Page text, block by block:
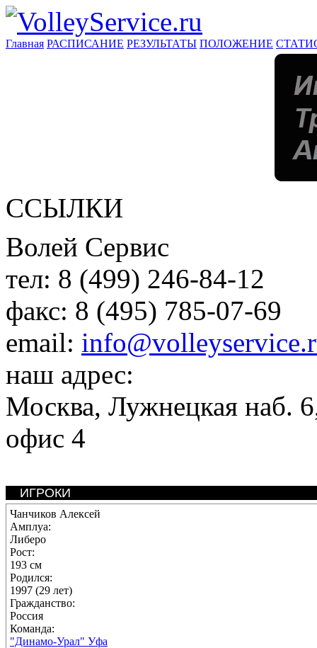
Главная РАСПИСАНИЕ РЕЗУЛЬТАТЫ ПОЛОЖЕНИЕ
ССЫЛКИ
Волей Сервис
тел: 8 (499) 246-84-12
факс: 8 (495) 785-07-69
email:
наш адрес:
Москва, Лужнецкая наб.
офис 4
ИГРОКИ
Чанчиков Алексей
Амплуа:
Либеро
Рост:
193 см
Родился:
1997 (29 лет)
Гражданство:
Россия
Команда:
"Динамо-Урал" Уфа